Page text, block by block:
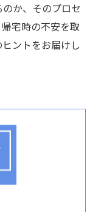
か、そのプロセ
宅時の不安を取
ントをお届けし